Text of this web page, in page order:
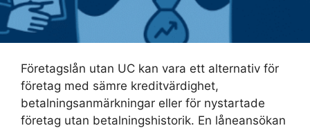
Företagslån utan UC kan vara ett alternativ för
företag med sämre kreditvärdighet,
betalningsanmärkningar eller för nystartade
företag utan betalningshistorik. En låneansökan